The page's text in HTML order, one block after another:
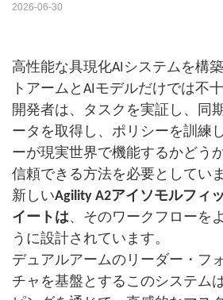
2026-06-30
高性能な具現化AIシステムを構
トアームとAIモデルだけでは不
開発者は、タスクを実証し、同
ータを取得し、ポリシーを訓練
ーが現実世界で機能するかどう
信頼できる方法を必要としていま
新しいAgility A2アイソモルフィ
イートは、そのワークフローを
うに設計されています。
デュアルアームのリーダー・フ
チャを基盤とするこのシステム